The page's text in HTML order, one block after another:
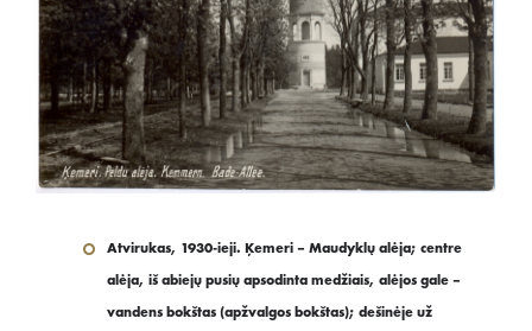
Atvirukas, 1930-ieji. Ķemeri – Maudyklų alėja; centre
alėja, iš abiejų pusių apsodinta medžiais, alėjos gale –
vandens bokštas (apžvalgos bokštas); dešinėje už